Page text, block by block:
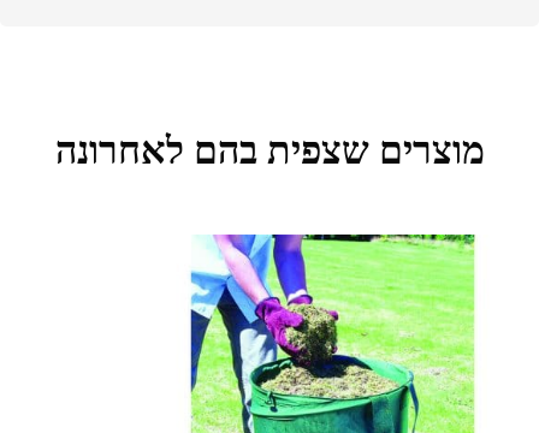
מוצרים שצפית בהם לאחרונה